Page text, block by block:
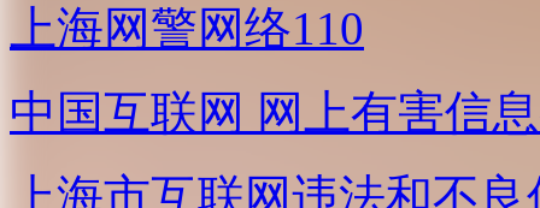
上海网警网络110
中国互联网 网上有害信
上海市互联网违法和不